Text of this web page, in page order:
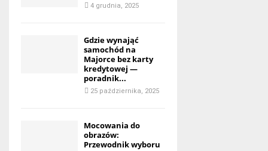
4 grudnia, 2025
Gdzie wynająć
samochód na
Majorce bez karty
kredytowej —
poradnik...
25 października, 2025
Mocowania do
obrazów:
Przewodnik wyboru